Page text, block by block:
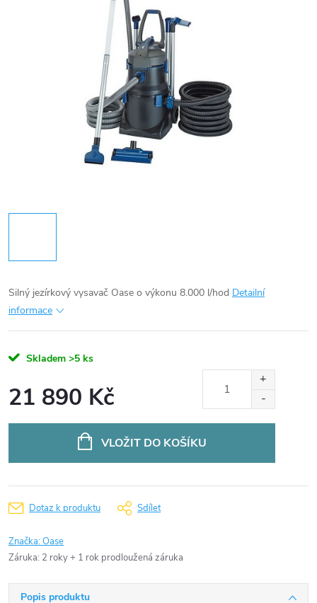
Silný jezírkový vysavač Oase o výkonu 8.000 l/hod Detailní
informace
Skladem >5 ks
21 890 Kč
VLOŽIT DO KOŠÍKU
Dotaz k produktu Sdílet
Značka:Oase
Záruka: 2 roky + 1 rok prodloužená záruka
Popis produktu